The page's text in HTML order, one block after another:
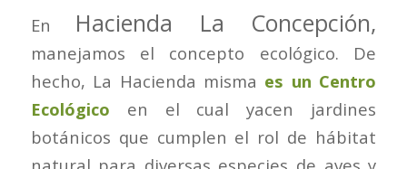
En Hacienda La Concepción,
manejamos el concepto ecológico. De
hecho, La Hacienda misma es un Centro
Ecológico en el cual yacen jardines
botánicos que cumplen el rol de hábitat